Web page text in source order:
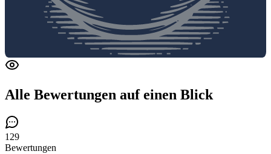
Alle Bewertungen auf einen Blick
129
Bewertungen